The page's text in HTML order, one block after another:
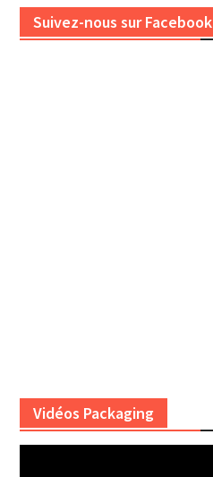
Suivez-nous sur Facebook
Vidéos Packaging